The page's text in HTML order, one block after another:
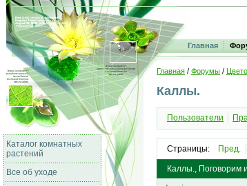
Главная
Каталог комнатных
растений
Все об уходе
Главная / Форумы /
Каллы.
Пользователи
Страницы: Пред.
Каллы., Поговорим